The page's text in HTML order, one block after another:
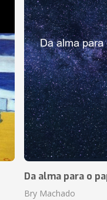
Da alma para o
Bry Machado